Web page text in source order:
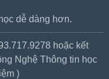
dễ dàng hơn.
hoặc kết
Nghệ Thông tin học
)